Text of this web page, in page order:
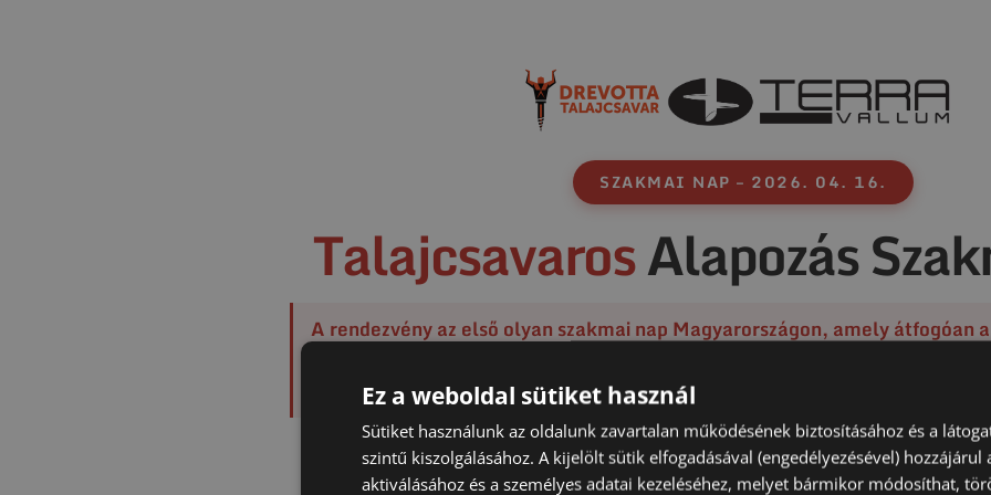
SZAKMAI NAP – 2026. 04. 16.
TalajcsavarosAlapozás
A rendezvény az első olyan szakmai nap Magyarországon, amely átfogóan
könnyűszerkezetes építéssel foglalkozó kivitelezők számára.
Az esemény azoknak szól, akik biztos alapokra szeretnék helyezni a
valódi kivitelezési tapasztalatok kerülnek bemutatásra, konkrét
Ez a weboldal sütiket használ
Sütiket használunk az oldalunk zavartalan működésének biztosításához és a
szintű kiszolgálásához. A kijelölt sütik elfogadásával (engedélyezésével) hozzájárul
aktiválásához és a személyes adatai kezeléséhez, melyet bármikor módosíthat,